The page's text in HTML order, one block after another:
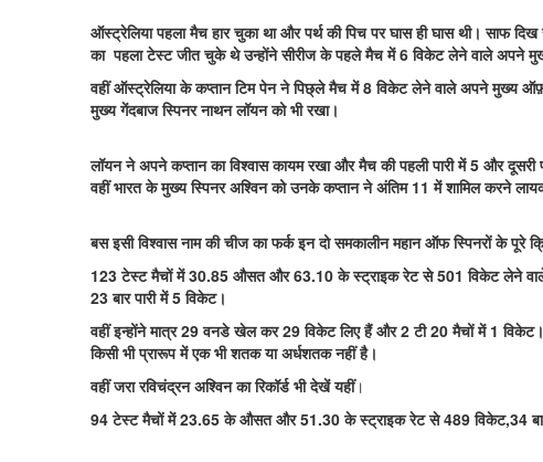
ऑस्ट्रेलिया पहला मैच हार चुका था और पर्थ की पिच पर घास ही घास थी। साफ दिख
का पहला टेस्ट जीत चुके थे उन्होंने सीरीज के पहले मैच में 6 विकेट लेने वाले अपने
वहीं ऑस्ट्रेलिया के कप्तान टिम पेन ने पिछ्ले मैच में 8 विकेट लेने वाले अपने मुख्य
मुख्य गेंदबाज स्पिनर नाथन लॉयन को भी रखा।
लॉयन ने अपने कप्तान का विश्वास कायम रखा और मैच की पहली पारी में 5 और
वहीं भारत के मुख्य स्पिनर अश्विन को उनके कप्तान ने अंतिम 11 में शामिल करने
बस इसी विश्वास नाम की चीज का फर्क इन दो समकालीन महान ऑफ स्पिनरों के पूरे
123 टेस्ट मैचों में 30.85 औसत और 63.10 के स्ट्राइक रेट से 501 विकेट लेने वाले
23 बार पारी में 5 विकेट।
वहीं इन्होंने मात्र 29 वनडे खेल कर 29 विकेट लिए हैं और 2 टी 20 मैचों में 1
किसी भी प्रारूप में एक भी शतक या अर्धशतक नहीं है।
वहीं जरा रविचंद्रन अश्विन का रिकॉर्ड भी देखें यहीं।
94 टेस्ट मैचों में 23.65 के औसत और 51.30 के स्ट्राइक रेट से 489 विकेट,34 बार